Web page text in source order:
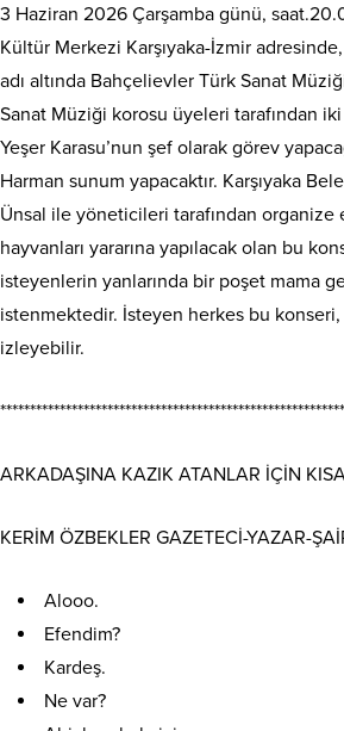
3 Haziran 2026 Çarşamba günü,
Kültür Merkezi Karşıyaka-İzmir
adı altında Bahçelievler Türk Sanat
Sanat Müziği korosu üyeleri tarafından
Yeşer Karasu’nun şef olarak görev
Harman sunum yapacaktır. Karşıyaka
Ünsal ile yöneticileri tarafından organize
hayvanları yararına yapılacak olan bu
isteyenlerin yanlarında bir poşet mama
istenmektedir. İsteyen herkes bu
izleyebilir.
ARKADAŞINA KAZIK ATANLAR İÇİN
KERİM ÖZBEKLER GAZETECİ-YAZAR-
Alooo.
Efendim?
Kardeş.
Ne var?